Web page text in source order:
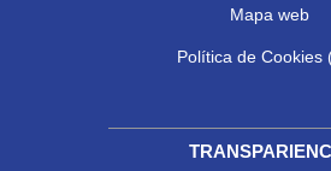
Mapa web
Política de Cookies